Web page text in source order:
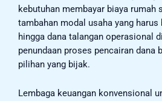
kebutuhan membayar biaya rumah
tambahan modal usaha yang
hingga dana talangan operasional
penundaan proses pencairan dana
pilihan yang bijak.
Lembaga keuangan konvensional